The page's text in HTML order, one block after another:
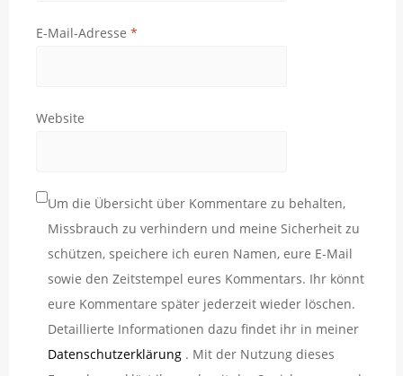
E-Mail-Adresse *
Website
Um die Übersicht über Kommentare zu behalten,
Missbrauch zu verhindern und meine Sicherheit zu
schützen, speichere ich euren Namen, eure E-Mail
sowie den Zeitstempel eures Kommentars. Ihr könnt
eure Kommentare später jederzeit wieder löschen.
Detaillierte Informationen dazu findet ihr in meiner
Datenschutzerklärung . Mit der Nutzung dieses